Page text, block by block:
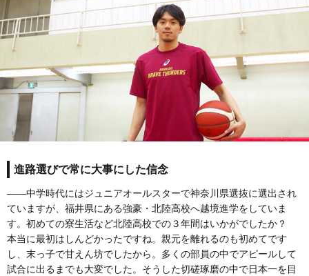
進路選びで常に大事にした信念
――中学時代にはジュニアオールスターで神奈川県選抜に選出され
ていますが、福井県にある強豪・北陸高校へ越境進学をしていま
す。初めての寮生活など北陸高校での３年間はいかがでしたか？
本当に最初はしんどかったですね。親元を離れるのも初めてです
し、末っ子で甘えん坊でしたから。多くの部員の中でアピールして
試合に出るまでも大変でした。そうした切磋琢磨の中で日本一を目